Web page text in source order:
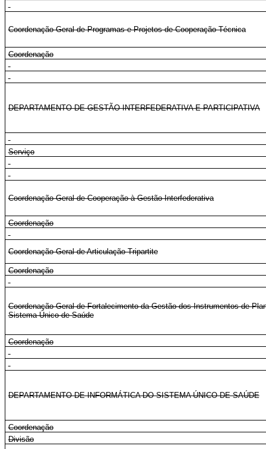
Coordenação-Geral de Programas e Projetos de Cooperação Técnica
Coordenação
DEPARTAMENTO DE GESTÃO INTERFEDERATIVA E PARTICIPATIVA
Serviço
Coordenação-Geral de Cooperação à Gestão Interfederativa
Coordenação
Coordenação-Geral de Articulação Tripartite
Coordenação
Coordenação-Geral de Fortalecimento da Gestão dos Instrumentos de
Sistema Único de Saúde
Coordenação
DEPARTAMENTO DE INFORMÁTICA DO SISTEMA ÚNICO DE SAÚDE
Coordenação
Divisão